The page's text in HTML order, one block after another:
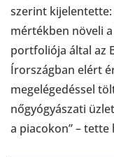
szerint kijelentette:
mértékben növeli
portfoliója által az
Írországban elért
megelégedéssel
nőgyógyászati
a piacokon” – tette